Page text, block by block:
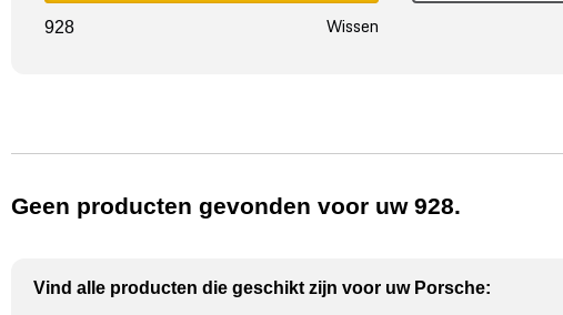
928 Wissen
Geen producten gevonden voor uw 928.
Vind alle producten die geschikt zijn voor uw Porsche: